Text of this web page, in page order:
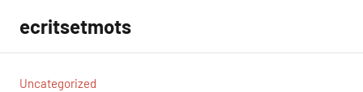
contenu
ecritsetmots
Uncategorized